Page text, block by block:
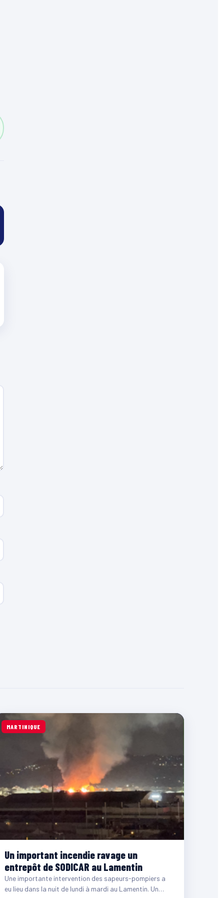
MARTINIQUE
Un important incendie ravage un
entrepôt de SODICAR au Lamentin
Une importante intervention des sapeurs-pompiers a
eu lieu dans la nuit de lundi à mardi au Lamentin. Un…